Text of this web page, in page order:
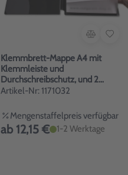
Klemmbrett-Mappe A4 mit
Klemmleiste und
Durchschreibschutz, und 2
Steckfächer
Artikel-Nr: 1171032
Mengenstaffelpreis verfügbar
ab 12,15 € 1-2 Werktage